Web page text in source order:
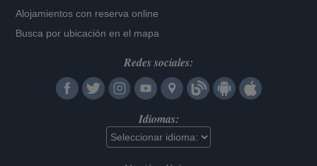
Alojamientos con reserva online
Busca por ubicación en el mapa
Redes sociales:
Idiomas: